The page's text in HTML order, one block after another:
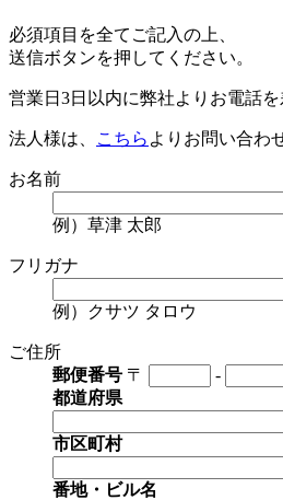
必須項目を全てご記入の上、
送信ボタンを押してください。
営業日3日以内に弊社よりお電話を
法人様は、 こちら よりお問い合わ
お名前
例）草津 太郎
フリガナ
例）クサツ タロウ
ご住所
郵便番号 〒
-
都道府県
市区町村
番地・ビル名